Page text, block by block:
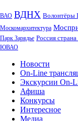
ВАО ВДНХ Волонтёры
Москомархитектура
Парк Зарядье Россия
ЮВАО
Новости
On-Line
Экскурсии On-
Афиша
Конкурсы
Интересное
Медиа